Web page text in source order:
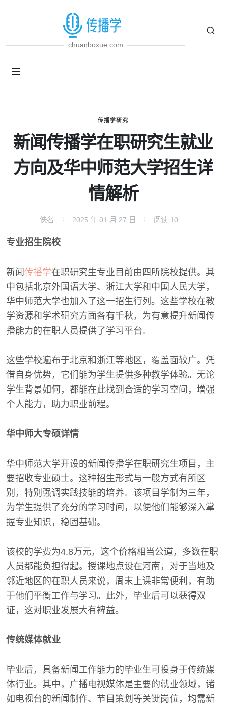
chuanboxue.com
传播学研究
新闻传播学在职研究生就业
方向及华中师范大学招生详
情解析
佚名 2025 年 01 月 27 日 阅读 10
专业招生院校
新闻 传播学在职研究生专业目前由四所院校提供。其
中包括北京外国语大学、浙江大学和中国人民大学，
华中师范大学也加入了这一招生行列。这些学校在教
学资源和学术研究方面各有千秋，为有意提升新闻传
播能力的在职人员提供了学习平台。
这些学校遍布于北京和浙江等地区，覆盖面较广。凭
借自身优势，它们能为学生提供多种教学体验。无论
学生背景如何，都能在此找到合适的学习空间，增强
个人能力，助力职业前程。
华中师大专硕详情
华中师范大学开设的新闻传播学在职研究生项目，主
要招收专业硕士。这种招生形式与一般方式有所区
别，特别强调实践技能的培养。该项目学制为三年，
为学生提供了充分的学习时间，以便他们能够深入掌
握专业知识，稳固基础。
该校的学费为4.8万元，这个价格相当公道，多数在职
人员都能负担得起。授课地点设在河南，对于当地及
邻近地区的在职人员来说，周末上课非常便利，有助
于他们平衡工作与学习。此外，毕业后可以获得双
证，这对职业发展大有裨益。
传统媒体就业
毕业后，具备新闻工作能力的毕业生可投身于传统媒
体行业。其中，广播电视媒体是主要的就业领域，诸
如电视台的新闻制作、节目策划等关键岗位，均需新